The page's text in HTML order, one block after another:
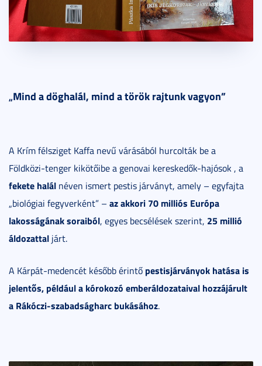
„Mind a döghalál, mind a török rajtunk vagyon”
A Krím félsziget Kaffa nevű várásából hurcolták be a
Földközi-tenger kikötőibe a genovai kereskedők-hajósok , a
fekete halál néven ismert pestis járványt, amely – egyfajta
„biológiai fegyverként” – az akkori 70 milliós Európa
lakosságának soraiból, egyes becsélések szerint, 25 millió
áldozattal járt.
A Kárpát-medencét később érintő pestisjárványok hatása is
jelentős, példáula kórokozó emberáldozataival hozzájárult
a Rákóczi-szabadságharc bukásához.